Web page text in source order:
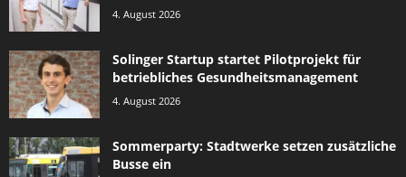
4. August 2026
Solinger Startup startet Pilotprojekt für
betriebliches Gesundheitsmanagement
4. August 2026
Sommerparty: Stadtwerke setzen zusätzliche
Busse ein